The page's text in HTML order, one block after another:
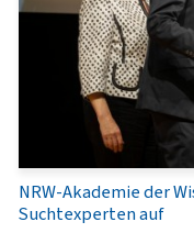
NRW-Akademie der
Suchtexperten auf